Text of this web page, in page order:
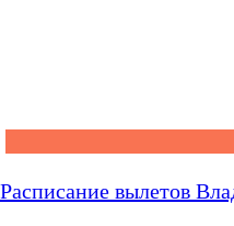
Расписание вылетов